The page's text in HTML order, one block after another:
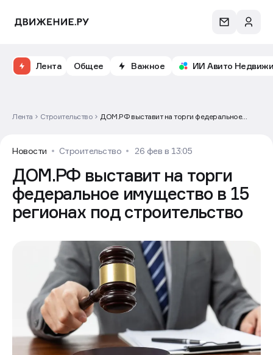
Лента Общее Важное ИИ Авито
Лента Строительство
ДОМ.РФ выставит на торги федеральное
Новости Строительство 26 фев в 13:05
ДОМ.РФ выставит на торги
федеральное имущество в 15
регионах под строительство